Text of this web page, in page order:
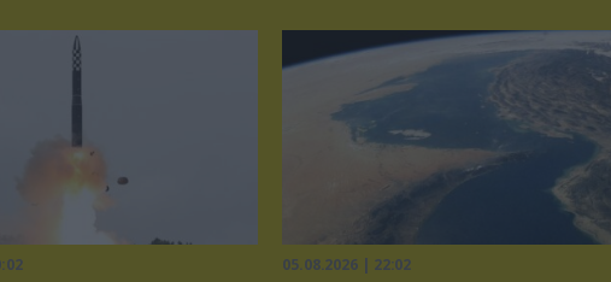
05.08.2026 | 22:02